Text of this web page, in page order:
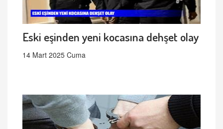
Eski eşinden yeni kocasına dehşet olay
14 Mart 2025 Cuma